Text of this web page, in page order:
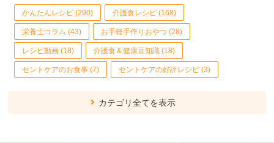
かんたんレシピ (290) 介護食レシピ (168)
栄養士コラム (43) お手軽手作りおやつ (28)
レシピ動画 (18) 介護食＆健康豆知識 (18)
セントケアのお食事 (7) セントケアの好評レシピ (3)
カテゴリ全てを表示